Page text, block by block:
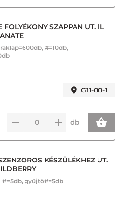
FOLYÉKONY SZAPPAN UT. 1L
raklap=600db, #=10db,
G11-00-1
db
KÉSZÜLÉKHEZ UT.
#=5db, gyűjtő#=5db